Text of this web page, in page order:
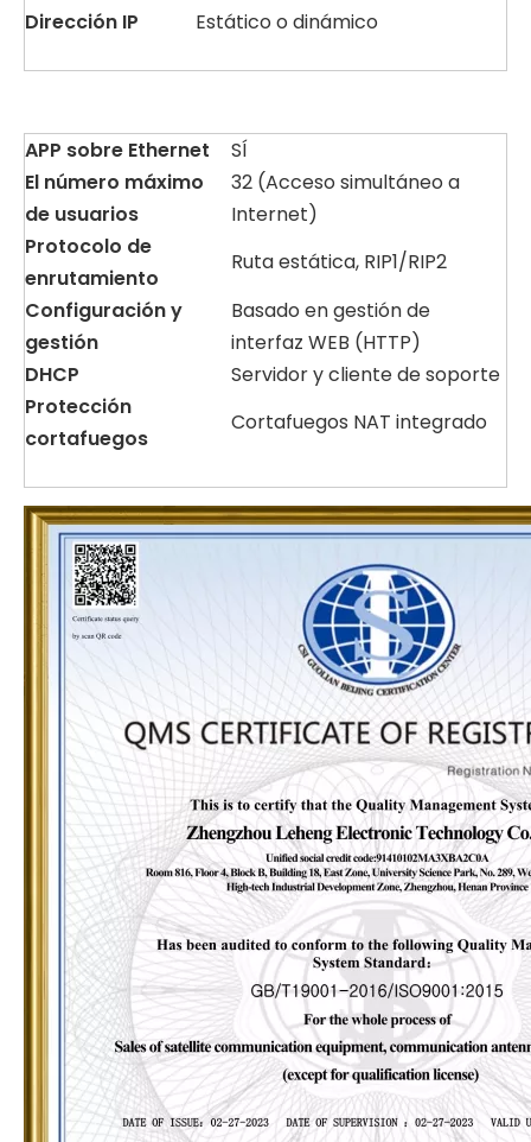
Dirección IP
Estático o dinámico
APP sobre Ethernet
SÍ
El número máximo
de usuarios
32 (Acceso simultáneo a
Internet)
Protocolo de
enrutamiento
Ruta estática, RIP1/RIP2
Configuración y
gestión
Basado en gestión de
interfaz WEB (HTTP)
DHCP
Servidor y cliente de soporte
Protección
cortafuegos
Cortafuegos NAT integrado